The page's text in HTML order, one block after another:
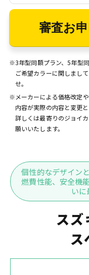
審査お
※3年型同額プラン、5年型
ご希望カラーに関しまし
せ。
※メーカーによる価格改定
内容が実際の内容と変更
詳しくは最寄りのジョイ
願いいたします。
個性的なデザイン
燃費性能、安全機
いに
スズ
ス